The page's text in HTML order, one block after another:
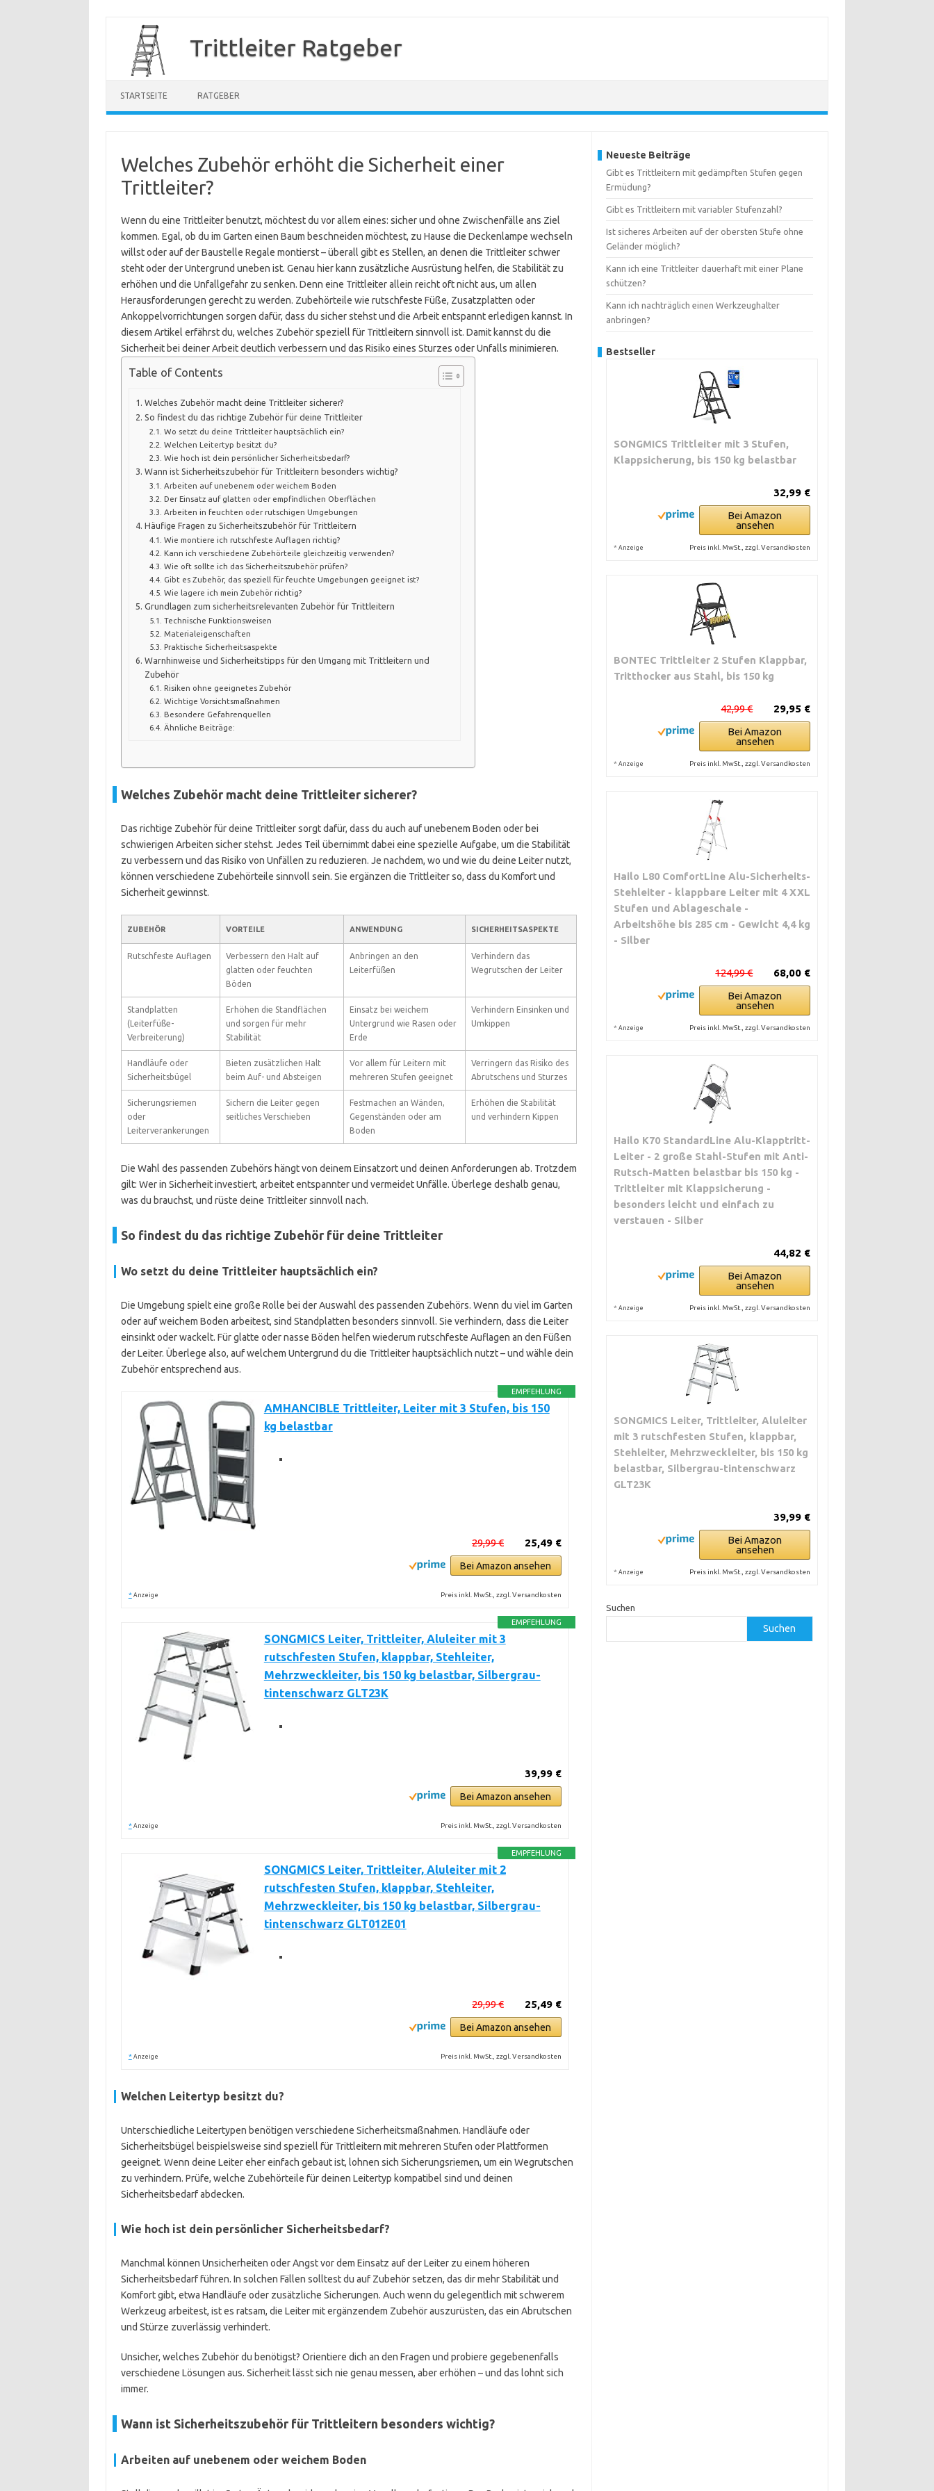
springen
Trittleiter Ratgeber
STARTSEITE RATGEBER
Welches Zubehör erhöht die Sicherheit einer
Trittleiter?
Wenn du eine Trittleiter benutzt, möchtest du vor allem eines: sicher und ohne Zwischenfälle ans Ziel
kommen. Egal, ob du im Garten einen Baum beschneiden möchtest, zu Hause die Deckenlampe wechseln
willst oder auf der Baustelle Regale montierst – überall gibt es Stellen, an denen die Trittleiter schwer
steht oder der Untergrund uneben ist. Genau hier kann zusätzliche Ausrüstung helfen, die Stabilität zu
erhöhen und die Unfallgefahr zu senken. Denn eine Trittleiter allein reicht oft nicht aus, um allen
Herausforderungen gerecht zu werden. Zubehörteile wie rutschfeste Füße, Zusatzplatten oder
Ankoppelvorrichtungen sorgen dafür, dass du sicher stehst und die Arbeit entspannt erledigen kannst. In
diesem Artikel erfährst du, welches Zubehör speziell für Trittleitern sinnvoll ist. Damit kannst du die
Sicherheit bei deiner Arbeit deutlich verbessern und das Risiko eines Sturzes oder Unfalls minimieren.
Table of Contents
Welches Zubehör macht deine Trittleiter sicherer?
So findest du das richtige Zubehör für deine Trittleiter
Wo setzt du deine Trittleiter hauptsächlich ein?
Welchen Leitertyp besitzt du?
Wie hoch ist dein persönlicher Sicherheitsbedarf?
Wann ist Sicherheitszubehör für Trittleitern besonders wichtig?
Arbeiten auf unebenem oder weichem Boden
Der Einsatz auf glatten oder empfindlichen Oberflächen
Arbeiten in feuchten oder rutschigen Umgebungen
Häufige Fragen zu Sicherheitszubehör für Trittleitern
Wie montiere ich rutschfeste Auflagen richtig?
Kann ich verschiedene Zubehörteile gleichzeitig verwenden?
Wie oft sollte ich das Sicherheitszubehör prüfen?
Gibt es Zubehör, das speziell für feuchte Umgebungen geeignet ist?
Wie lagere ich mein Zubehör richtig?
Grundlagen zum sicherheitsrelevanten Zubehör für Trittleitern
Technische Funktionsweisen
Materialeigenschaften
Praktische Sicherheitsaspekte
Warnhinweise und Sicherheitstipps für den Umgang mit Trittleitern und
Zubehör
Risiken ohne geeignetes Zubehör
Wichtige Vorsichtsmaßnahmen
Besondere Gefahrenquellen
Ähnliche Beiträge:
Welches Zubehör macht deine Trittleiter sicherer?
Das richtige Zubehör für deine Trittleiter sorgt dafür, dass du auch auf unebenem Boden oder bei
schwierigen Arbeiten sicher stehst. Jedes Teil übernimmt dabei eine spezielle Aufgabe, um die Stabilität
zu verbessern und das Risiko von Unfällen zu reduzieren. Je nachdem, wo und wie du deine Leiter nutzt,
können verschiedene Zubehörteile sinnvoll sein. Sie ergänzen die Trittleiter so, dass du Komfort und
Sicherheit gewinnst.
ZUBEHÖR VORTEILE ANWENDUNG SICHERHEITSASPEKTE
Rutschfeste Auflagen
Verbessern den Halt auf
glatten oder feuchten
Böden
Anbringen an den
Leiterfüßen
Verhindern das
Wegrutschen der Leiter
Standplatten
(Leiterfüße-
Verbreiterung)
Erhöhen die Standflächen
und sorgen für mehr
Stabilität
Einsatz bei weichem
Untergrund wie Rasen oder
Erde
Verhindern Einsinken und
Umkippen
Handläufe oder
Sicherheitsbügel
Bieten zusätzlichen Halt
beim Auf- und Absteigen
Vor allem für Leitern mit
mehreren Stufen geeignet
Verringern das Risiko des
Abrutschens und Sturzes
Sicherungsriemen
oder
Leiterverankerungen
Sichern die Leiter gegen
seitliches Verschieben
Festmachen an Wänden,
Gegenständen oder am
Boden
Erhöhen die Stabilität
und verhindern Kippen
Die Wahl des passenden Zubehörs hängt von deinem Einsatzort und deinen Anforderungen ab. Trotzdem
gilt: Wer in Sicherheit investiert, arbeitet entspannter und vermeidet Unfälle. Überlege deshalb genau,
was du brauchst, und rüste deine Trittleiter sinnvoll nach.
So findest du das richtige Zubehör für deine Trittleiter
Wo setzt du deine Trittleiter hauptsächlich ein?
Die Umgebung spielt eine große Rolle bei der Auswahl des passenden Zubehörs. Wenn du viel im Garten
oder auf weichem Boden arbeitest, sind Standplatten besonders sinnvoll. Sie verhindern, dass die Leiter
einsinkt oder wackelt. Für glatte oder nasse Böden helfen wiederum rutschfeste Auflagen an den Füßen
der Leiter. Überlege also, auf welchem Untergrund du die Trittleiter hauptsächlich nutzt – und wähle dein
Zubehör entsprechend aus.
EMPFEHLUNG
AMHANCIBLE Trittleiter, Leiter mit 3 Stufen, bis 150
kg belastbar
25,49 €
29,99 €
Bei Amazon ansehen
* Anzeige Preis inkl. MwSt., zzgl. Versandkosten
EMPFEHLUNG
SONGMICS Leiter, Trittleiter, Aluleiter mit 3
rutschfesten Stufen, klappbar, Stehleiter,
Mehrzweckleiter, bis 150 kg belastbar, Silbergrau-
tintenschwarz GLT23K
39,99 €
Bei Amazon ansehen
* Anzeige Preis inkl. MwSt., zzgl. Versandkosten
EMPFEHLUNG
SONGMICS Leiter, Trittleiter, Aluleiter mit 2
rutschfesten Stufen, klappbar, Stehleiter,
Mehrzweckleiter, bis 150 kg belastbar, Silbergrau-
tintenschwarz GLT012E01
25,49 €
29,99 €
Bei Amazon ansehen
* Anzeige Preis inkl. MwSt., zzgl. Versandkosten
Welchen Leitertyp besitzt du?
Unterschiedliche Leitertypen benötigen verschiedene Sicherheitsmaßnahmen. Handläufe oder
Sicherheitsbügel beispielsweise sind speziell für Trittleitern mit mehreren Stufen oder Plattformen
geeignet. Wenn deine Leiter eher einfach gebaut ist, lohnen sich Sicherungsriemen, um ein Wegrutschen
zu verhindern. Prüfe, welche Zubehörteile für deinen Leitertyp kompatibel sind und deinen
Sicherheitsbedarf abdecken.
Wie hoch ist dein persönlicher Sicherheitsbedarf?
Manchmal können Unsicherheiten oder Angst vor dem Einsatz auf der Leiter zu einem höheren
Sicherheitsbedarf führen. In solchen Fällen solltest du auf Zubehör setzen, das dir mehr Stabilität und
Komfort gibt, etwa Handläufe oder zusätzliche Sicherungen. Auch wenn du gelegentlich mit schwerem
Werkzeug arbeitest, ist es ratsam, die Leiter mit ergänzendem Zubehör auszurüsten, das ein Abrutschen
und Stürze zuverlässig verhindert.
Unsicher, welches Zubehör du benötigst? Orientiere dich an den Fragen und probiere gegebenenfalls
verschiedene Lösungen aus. Sicherheit lässt sich nie genau messen, aber erhöhen – und das lohnt sich
immer.
Wann ist Sicherheitszubehör für Trittleitern besonders wichtig?
Arbeiten auf unebenem oder weichem Boden
Neueste Beiträge
Gibt es Trittleitern mit gedämpften Stufen gegen
Ermüdung?
Gibt es Trittleitern mit variabler Stufenzahl?
Ist sicheres Arbeiten auf der obersten Stufe ohne
Geländer möglich?
Kann ich eine Trittleiter dauerhaft mit einer Plane
schützen?
Kann ich nachträglich einen Werkzeughalter
anbringen?
Bestseller
SONGMICS Trittleiter mit 3 Stufen,
Klappsicherung, bis 150 kg belastbar
32,99 €
Bei Amazon
ansehen
* Anzeige Preis inkl. MwSt., zzgl. Versandkosten
BONTEC Trittleiter 2 Stufen Klappbar,
Tritthocker aus Stahl, bis 150 kg
29,95 €
42,99 €
Bei Amazon
ansehen
* Anzeige Preis inkl. MwSt., zzgl. Versandkosten
Hailo L80 ComfortLine Alu-Sicherheits-
Stehleiter - klappbare Leiter mit 4 XXL
Stufen und Ablageschale -
Arbeitshöhe bis 285 cm - Gewicht 4,4 kg
- Silber
68,00 €
124,99 €
Bei Amazon
ansehen
* Anzeige Preis inkl. MwSt., zzgl. Versandkosten
Hailo K70 StandardLine Alu-Klapptritt-
Leiter - 2 große Stahl-Stufen mit Anti-
Rutsch-Matten belastbar bis 150 kg -
Trittleiter mit Klappsicherung -
besonders leicht und einfach zu
verstauen - Silber
44,82 €
Bei Amazon
ansehen
* Anzeige Preis inkl. MwSt., zzgl. Versandkosten
SONGMICS Leiter, Trittleiter, Aluleiter
mit 3 rutschfesten Stufen, klappbar,
Stehleiter, Mehrzweckleiter, bis 150 kg
belastbar, Silbergrau-tintenschwarz
GLT23K
39,99 €
Bei Amazon
ansehen
* Anzeige Preis inkl. MwSt., zzgl. Versandkosten
Suchen
Suchen